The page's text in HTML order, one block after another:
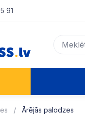
91
Ārējās palodzes